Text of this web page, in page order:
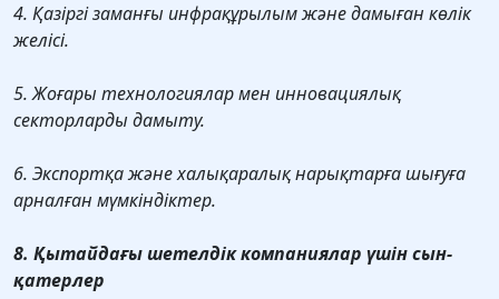
4. Қазіргі заманғы инфрақұрылым және дамыған көлік
желісі.
5. Жоғары технологиялар мен инновациялық
секторларды дамыту.
6. Экспортқа және халықаралық нарықтарға шығуға
арналған мүмкіндіктер.
8. Қытайдағы шетелдік компаниялар үшін сын-
қатерлер